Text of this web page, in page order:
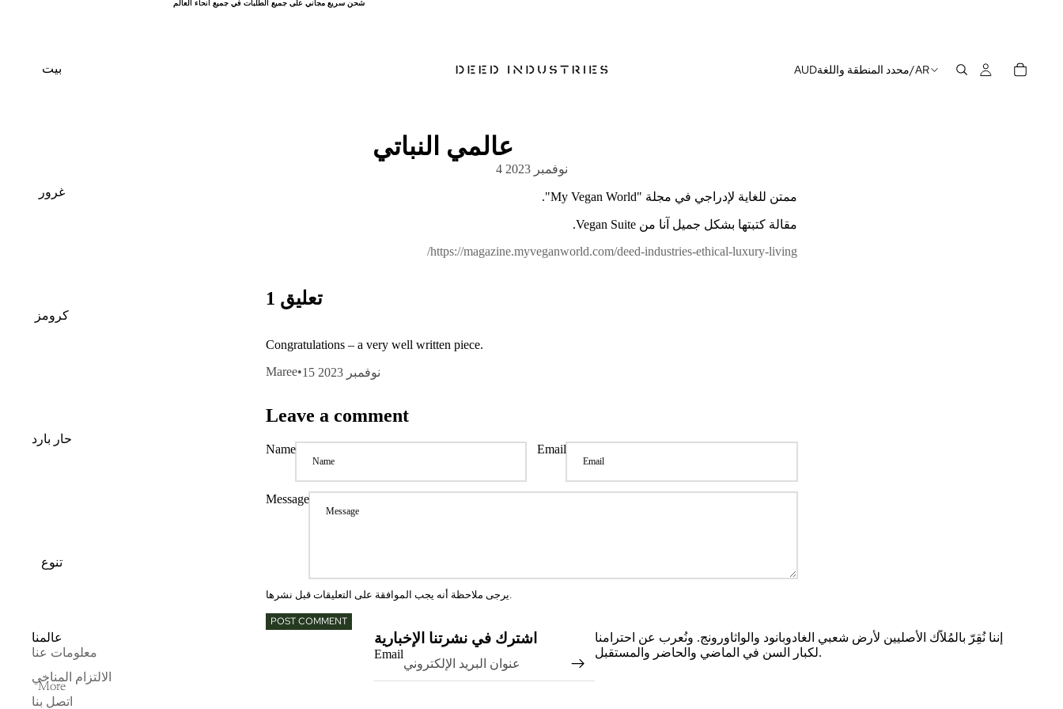
شحن سريع مجاني على جميع الطلبات في جميع أنحاء العالم
شحن سريع مجاني على جميع الطلبات في جميع أنحاء العالم
بيت
غرور
كرومز
حار بارد
تنوع
More
AUDمحدد المنطقة واللغة/AR
عالمي النباتي
4 نوفمبر 2023
ممتن للغاية لإدراجي في مجلة "My Vegan World".
مقالة كتبتها بشكل جميل آنا من Vegan Suite.
https://magazine.myveganworld.com/deed-industries-ethical-luxury-living/
تعليق 1
Congratulations – a very well written piece.
Maree• 15 نوفمبر 2023
Leave a comment
Name Email
Message
يرجى ملاحظة أنه يجب الموافقة على التعليقات قبل نشرها.
POST COMMENT
عالمنا
معلومات عنا
الالتزام المناخي
اتصل بنا
اشترك في نشرتنا الإخبارية
Email
إننا نُقِرّ بالمُلاّك الأصليين لأرض شعبي الغادوبانود والواثاورونج. ونُعرب عن احترامنا
لكبار السن في الماضي والحاضر والمستقبل.